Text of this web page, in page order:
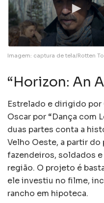
Imagem: captura de tela/Rotten
“Horizon: An
Estrelado e dirigido por
Oscar por “Dança com
duas partes conta a
Velho Oeste, a partir
fazendeiros, soldados
região. O projeto é
ele investiu no filme,
rancho em hipoteca.